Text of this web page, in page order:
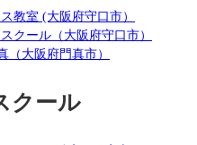
教室 (大阪府守口市）
クール（大阪府守口市）
（大阪府門真市）
クール